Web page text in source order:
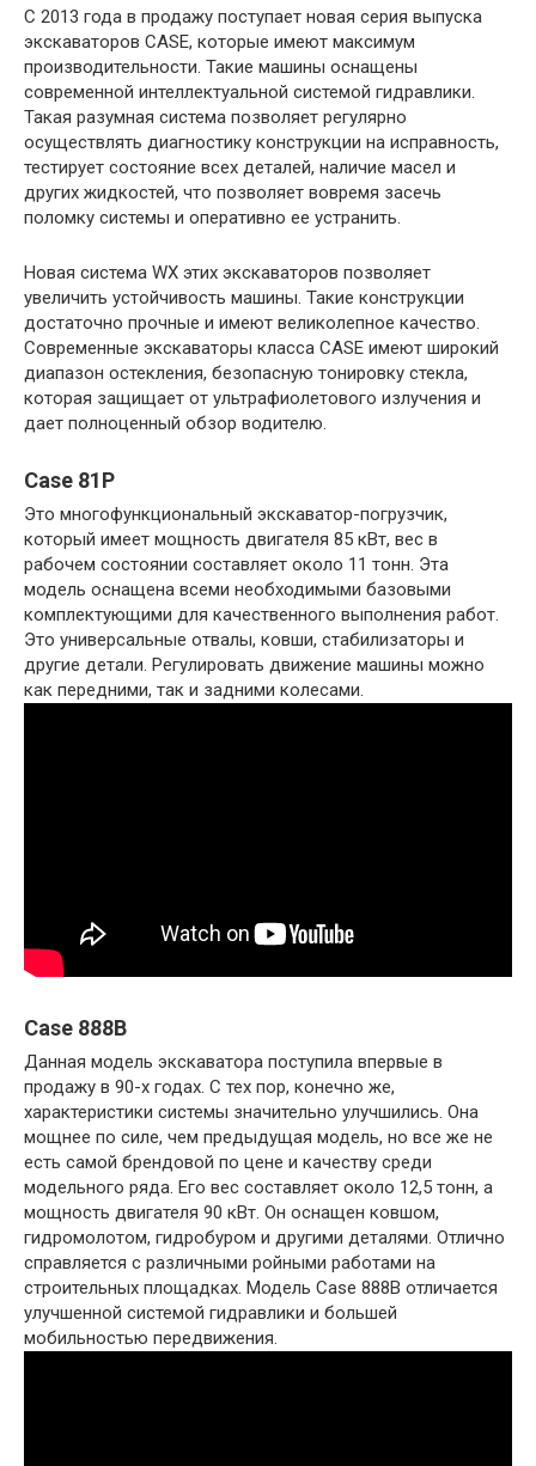
С 2013 года в продажу поступает новая серия выпуска
экскаваторов CASE, которые имеют максимум
производительности. Такие машины оснащены
современной интеллектуальной системой гидравлики.
Такая разумная система позволяет регулярно
осуществлять диагностику конструкции на исправность,
тестирует состояние всех деталей, наличие масел и
других жидкостей, что позволяет вовремя засечь
поломку системы и оперативно ее устранить.
Новая система WX этих экскаваторов позволяет
увеличить устойчивость машины. Такие конструкции
достаточно прочные и имеют великолепное качество.
Современные экскаваторы класса CASE имеют широкий
диапазон остекления, безопасную тонировку стекла,
которая защищает от ультрафиолетового излучения и
дает полноценный обзор водителю.
Case 81P
Это многофункциональный экскаватор-погрузчик,
который имеет мощность двигателя 85 кВт, вес в
рабочем состоянии составляет около 11 тонн. Эта
модель оснащена всеми необходимыми базовыми
комплектующими для качественного выполнения работ.
Это универсальные отвалы, ковши, стабилизаторы и
другие детали. Регулировать движение машины можно
как передними, так и задними колесами.
Case 888B
Данная модель экскаватора поступила впервые в
продажу в 90-х годах. С тех пор, конечно же,
характеристики системы значительно улучшились. Она
мощнее по силе, чем предыдущая модель, но все же не
есть самой брендовой по цене и качеству среди
модельного ряда. Его вес составляет около 12,5 тонн, а
мощность двигателя 90 кВт. Он оснащен ковшом,
гидромолотом, гидробуром и другими деталями. Отлично
справляется с различными ройными работами на
строительных площадках. Модель Case 888B отличается
улучшенной системой гидравлики и большей
мобильностью передвижения.